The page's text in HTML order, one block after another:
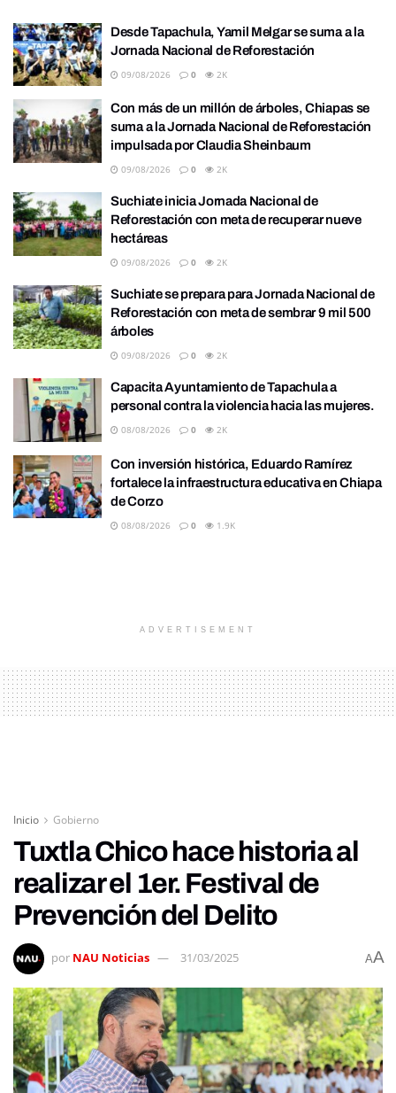
Desde Tapachula, Yamil Melgar se suma a la
Jornada Nacional de Reforestación
09/08/2026 0 2K
Con más de un millón de árboles, Chiapas se
suma a la Jornada Nacional de Reforestación
impulsada por Claudia Sheinbaum
09/08/2026 0 2K
Suchiate inicia Jornada Nacional de
Reforestación con meta de recuperar nueve
hectáreas
09/08/2026 0 2K
Suchiate se prepara para Jornada Nacional de
Reforestación con meta de sembrar 9 mil 500
árboles
09/08/2026 0 2K
Capacita Ayuntamiento de Tapachula a
personal contra la violencia hacia las mujeres.
08/08/2026 0 2K
Con inversión histórica, Eduardo Ramírez
fortalece la infraestructura educativa en Chiapa
de Corzo
08/08/2026 0 1.9K
ADVERTISEMENT
Inicio Gobierno
Tuxtla Chico hace historia al
realizar el 1er. Festival de
Prevención del Delito
por NAU Noticias 31/03/2025 AA